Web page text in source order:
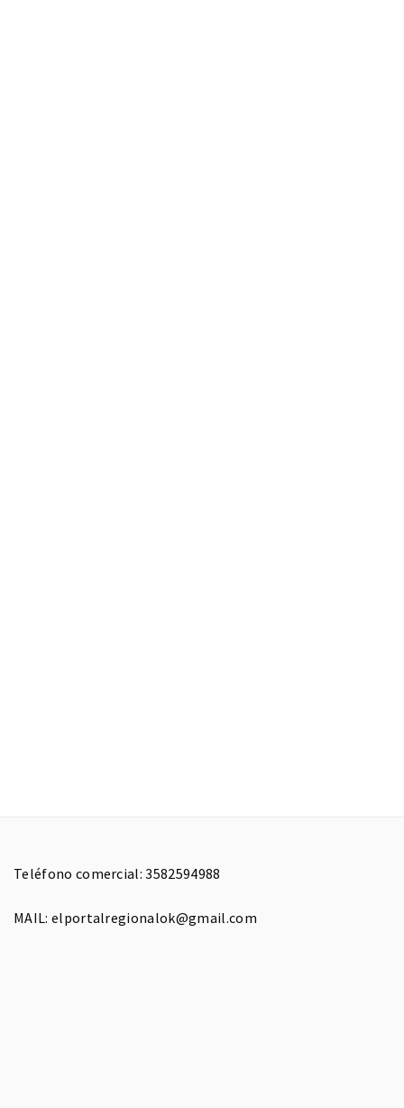
Teléfono comercial: 3582594988
MAIL: elportalregionalok@gmail.com